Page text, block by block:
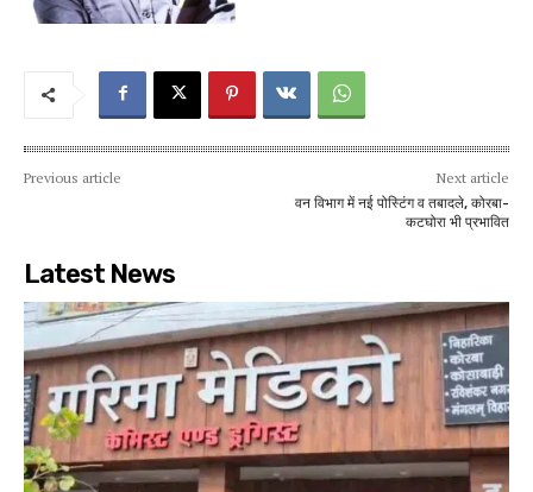
Previous article Next article
वन विभाग में नई पोस्टिंग व तबादले, कोरबा-
कटघोरा भी प्रभावित
Latest News